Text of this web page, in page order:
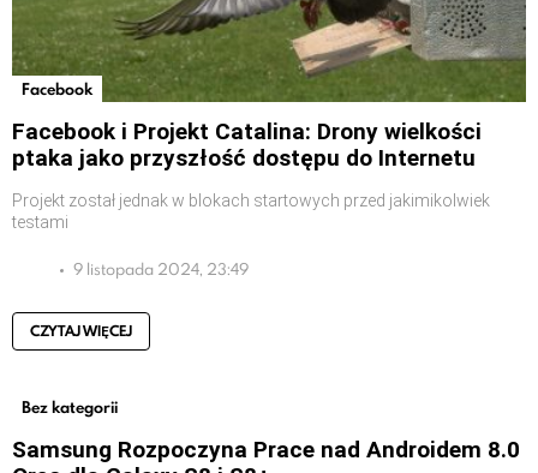
Facebook
Facebook i Projekt Catalina: Drony wielkości
ptaka jako przyszłość dostępu do Internetu
Projekt został jednak w blokach startowych przed jakimikolwiek
testami
9 listopada 2024, 23:49
CZYTAJ WIĘCEJ
Bez kategorii
Samsung Rozpoczyna Prace nad Androidem 8.0